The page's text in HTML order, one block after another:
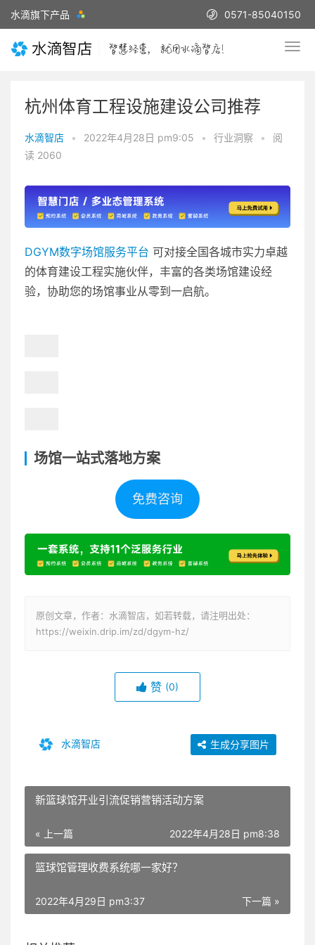
水滴旗下产品 0571-85040150
杭州体育工程设施建设公司推荐
水滴智店 • 2022年4月28日 pm9:05 • 行业洞察 •
阅
读 2060
DGYM数字场馆服务平台 可对接全国各城市实力卓越
的体育建设工程实施伙伴，丰富的各类场馆建设经
验，协助您的场馆事业从零到一启航。
场馆一站式落地方案
免费咨询
原创文章，作者：水滴智店，如若转载，请注明出处：
https://weixin.drip.im/zd/dgym-hz/
赞 (0)
水滴智店 生成分享图片
新篮球馆开业引流促销营销活动方案
« 上一篇 2022年4月28日 pm8:38
篮球馆管理收费系统哪一家好？
下一篇 »
2022年4月29日 pm3:37